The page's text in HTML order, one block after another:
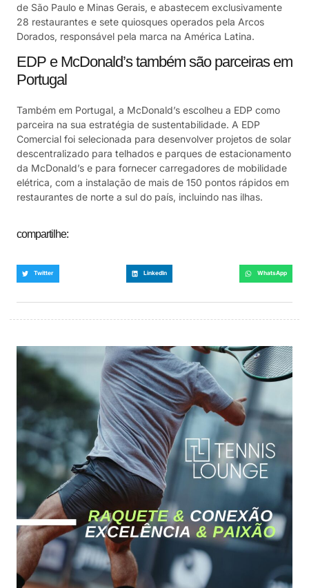
de São Paulo e Minas Gerais, e abastecem exclusivamente
28 restaurantes e sete quiosques operados pela Arcos
Dorados, responsável pela marca na América Latina.
EDP e McDonald’s também são parceiras em
Portugal
Também em Portugal, a McDonald’s escolheu a EDP como
parceira na sua estratégia de sustentabilidade. A EDP
Comercial foi selecionada para desenvolver projetos de solar
descentralizado para telhados e parques de estacionamento
da McDonald’s e para fornecer carregadores de mobilidade
elétrica, com a instalação de mais de 150 pontos rápidos em
restaurantes de norte a sul do país, incluindo nas ilhas.
compartilhe:
Twitter LinkedIn WhatsApp